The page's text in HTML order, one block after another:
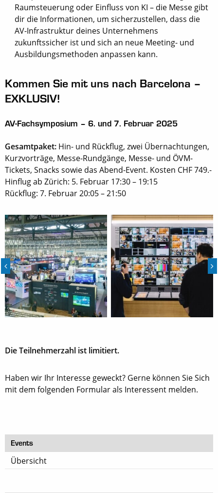
Events
Übersicht
Raumsteuerung oder Einfluss von KI – die Messe gibt
dir die Informationen, um sicherzustellen, dass die
AV-Infrastruktur deines Unternehmens
zukunftssicher ist und sich an neue Meeting- und
Ausbildungsmethoden anpassen kann.
Kommen Sie mit uns nach Barcelona –
EXKLUSIV!
AV-Fachsymposium – 6. und 7. Februar 2025
Gesamtpaket: Hin- und Rückflug, zwei Übernachtungen,
Kurzvorträge, Messe-Rundgänge, Messe- und ÖVM-
Tickets, Snacks sowie das Abend-Event. Kosten CHF 749.-
Hinflug ab Zürich: 5. Februar 17:30 – 19:15
Rückflug: 7. Februar 20:05 – 21:50
Die Teilnehmerzahl ist limitiert.
Haben wir Ihr Interesse geweckt? Gerne können Sie Sich
mit dem folgenden Formular als Interessent melden.